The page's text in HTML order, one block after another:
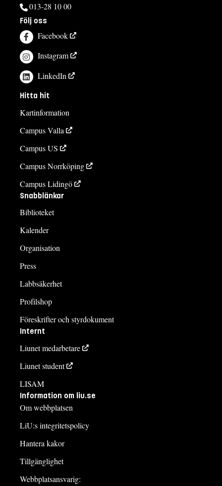
013-28 10 00
Följ oss
Facebook
Instagram
LinkedIn
Hitta hit
Kartinformation
Campus Valla
Campus US
Campus Norrköping
Campus Lidingö
Snabblänkar
Biblioteket
Kalender
Organisation
Press
Labbsäkerhet
Profilshop
Föreskrifter och styrdokument
Internt
Liunet medarbetare
Liunet student
LISAM
Information om liu.se
Om webbplatsen
LiU:s integritetspolicy
Hantera kakor
Tillgänglighet
Webbplatsansvarig: